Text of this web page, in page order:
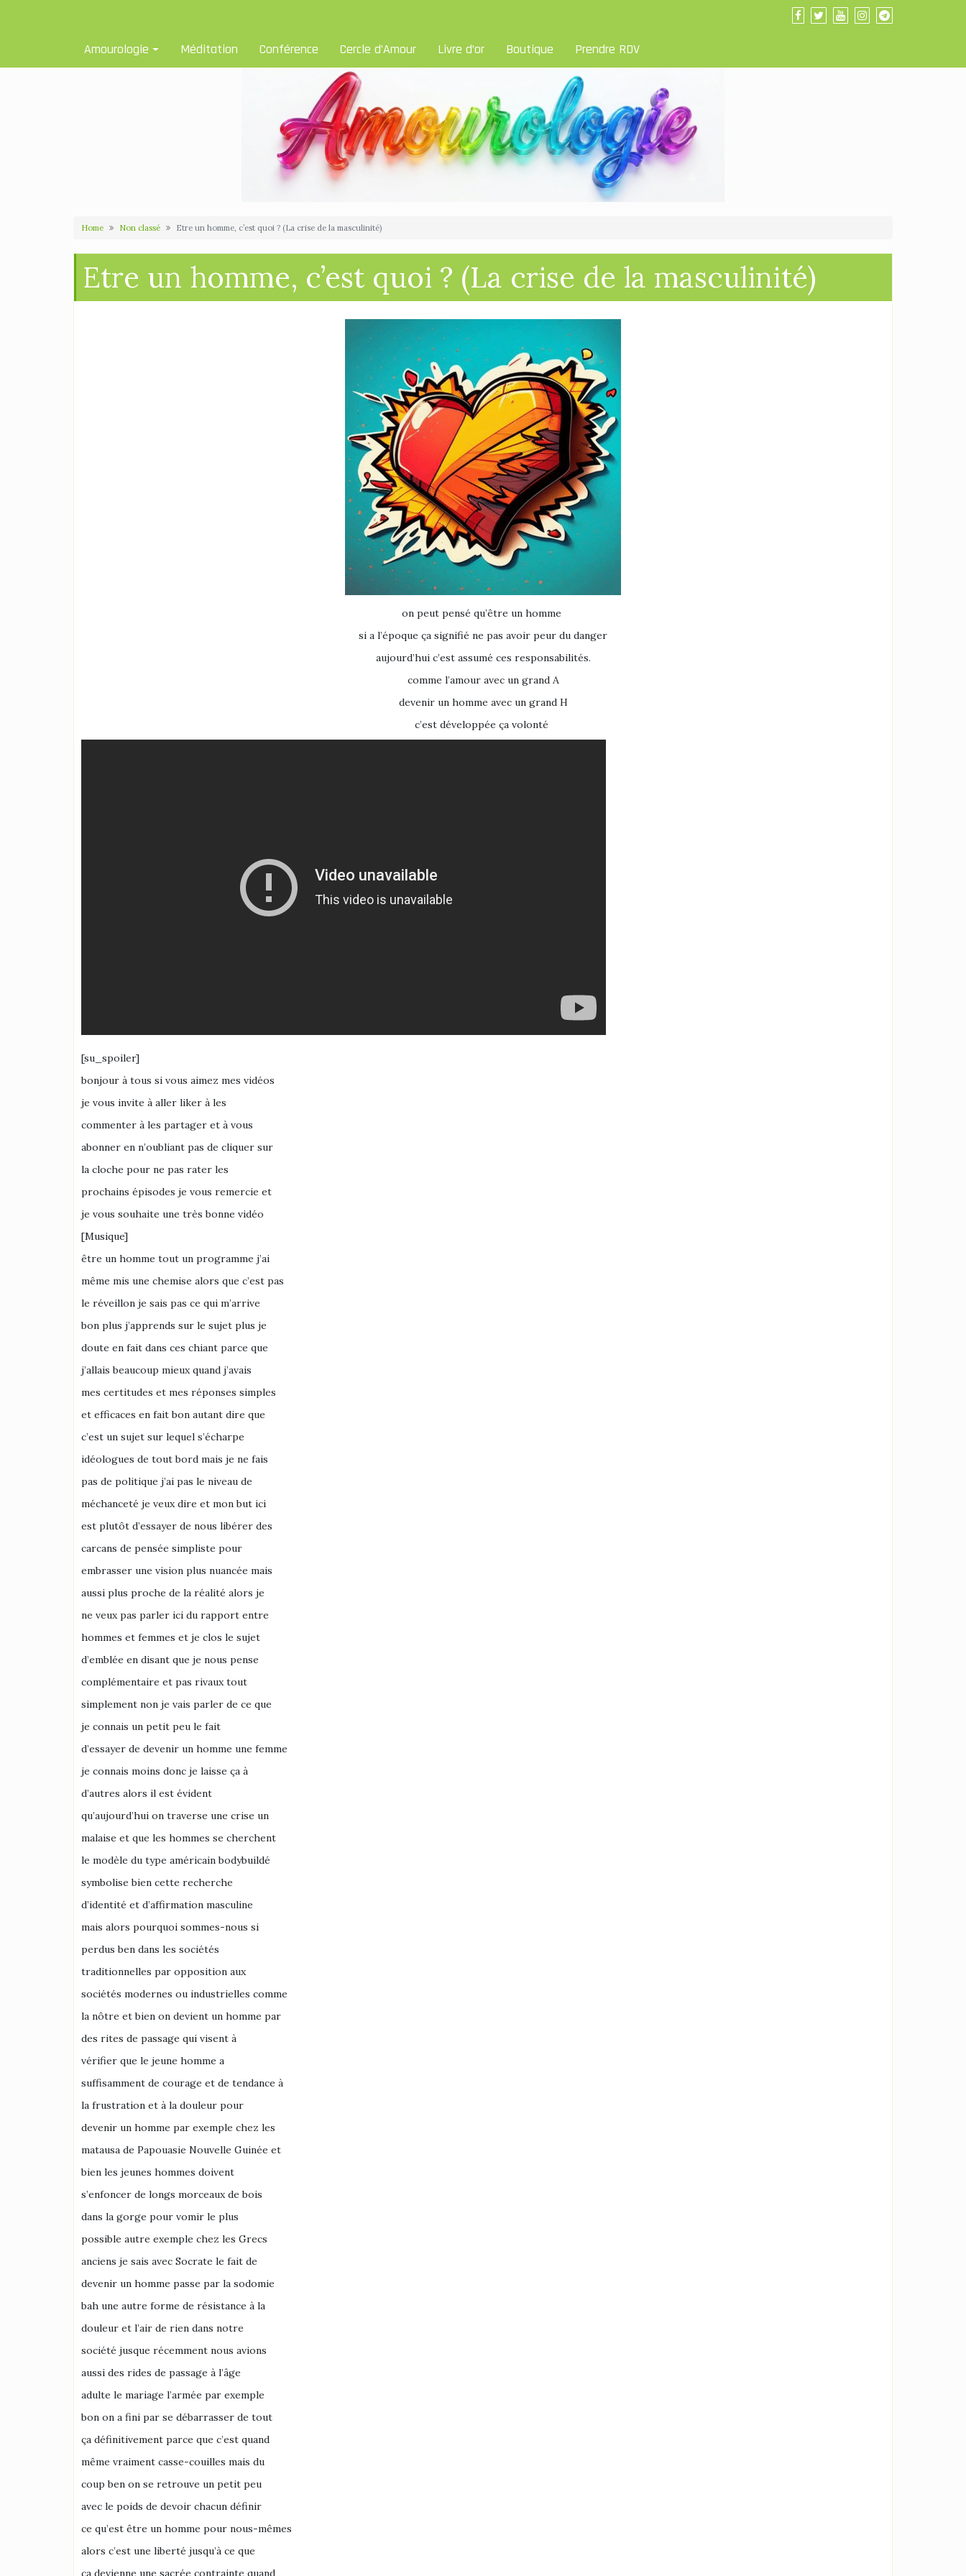
Amourologie Méditation Conférence Cercle d’Amour Livre d’or Boutique Prendre RDV
Home Non classé Etre un homme, c’est quoi ? (La crise de la masculinité)
Etre un homme, c’est quoi ? (La crise de la masculinité)
on peut pensé qu’être un homme
si a l’époque ça signifié ne pas avoir peur du danger
aujourd’hui c’est assumé ces responsabilités.
comme l’amour avec un grand A
devenir un homme avec un grand H
c’est développée ça volonté
[su_spoiler]
bonjour à tous si vous aimez mes vidéos
je vous invite à aller liker à les
commenter à les partager et à vous
abonner en n’oubliant pas de cliquer sur
la cloche pour ne pas rater les
prochains épisodes je vous remercie et
je vous souhaite une très bonne vidéo
[Musique]
être un homme tout un programme j’ai
même mis une chemise alors que c’est pas
le réveillon je sais pas ce qui m’arrive
bon plus j’apprends sur le sujet plus je
doute en fait dans ces chiant parce que
j’allais beaucoup mieux quand j’avais
mes certitudes et mes réponses simples
et efficaces en fait bon autant dire que
c’est un sujet sur lequel s’écharpe
idéologues de tout bord mais je ne fais
pas de politique j’ai pas le niveau de
méchanceté je veux dire et mon but ici
est plutôt d’essayer de nous libérer des
carcans de pensée simpliste pour
embrasser une vision plus nuancée mais
aussi plus proche de la réalité alors je
ne veux pas parler ici du rapport entre
hommes et femmes et je clos le sujet
d’emblée en disant que je nous pense
complémentaire et pas rivaux tout
simplement non je vais parler de ce que
je connais un petit peu le fait
d’essayer de devenir un homme une femme
je connais moins donc je laisse ça à
d’autres alors il est évident
qu’aujourd’hui on traverse une crise un
malaise et que les hommes se cherchent
le modèle du type américain bodybuildé
symbolise bien cette recherche
d’identité et d’affirmation masculine
mais alors pourquoi sommes-nous si
perdus ben dans les sociétés
traditionnelles par opposition aux
sociétés modernes ou industrielles comme
la nôtre et bien on devient un homme par
des rites de passage qui visent à
vérifier que le jeune homme a
suffisamment de courage et de tendance à
la frustration et à la douleur pour
devenir un homme par exemple chez les
matausa de Papouasie Nouvelle Guinée et
bien les jeunes hommes doivent
s’enfoncer de longs morceaux de bois
dans la gorge pour vomir le plus
possible autre exemple chez les Grecs
anciens je sais avec Socrate le fait de
devenir un homme passe par la sodomie
bah une autre forme de résistance à la
douleur et l’air de rien dans notre
société jusque récemment nous avions
aussi des rides de passage à l’âge
adulte le mariage l’armée par exemple
bon on a fini par se débarrasser de tout
ça définitivement parce que c’est quand
même vraiment casse-couilles mais du
coup ben on se retrouve un petit peu
avec le poids de devoir chacun définir
ce qu’est être un homme pour nous-mêmes
alors c’est une liberté jusqu’à ce que
ça devienne une sacrée contrainte quand